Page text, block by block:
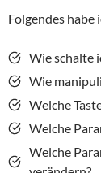
Folgendes habe
Wie schalte
Wie
Welche
Welche
Welche